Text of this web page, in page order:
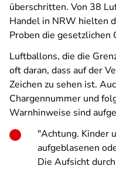
überschritten. Von 38
Handel in NRW hielten
Proben die gesetzlichen
Luftballons, die die
oft daran, dass auf der
Zeichen zu sehen ist.
Chargennummer und
Warnhinweise sind
"Achtung. Kinder
aufgeblasenen
Die Aufsicht